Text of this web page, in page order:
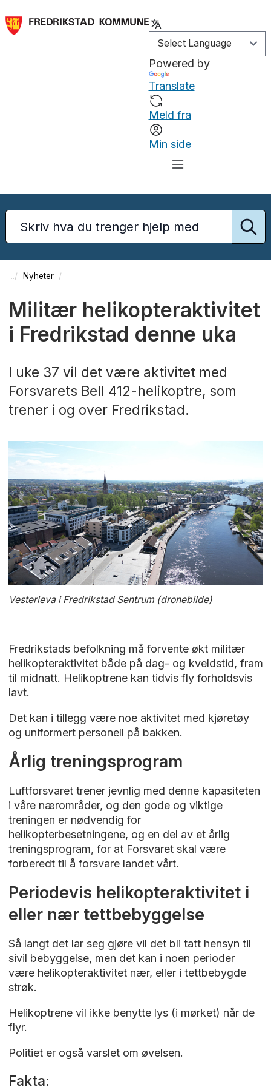
Powered by
Translate
Meld fra
Min side
Nyheter
Militær helikopteraktivitet
i Fredrikstad denne uka
I uke 37 vil det være aktivitet med
Forsvarets Bell 412-helikoptre, som
trener i og over Fredrikstad.
Vesterleva i Fredrikstad Sentrum (dronebilde)
Fredrikstads befolkning må forvente økt militær
helikopteraktivitet både på dag- og kveldstid, fram
til midnatt. Helikoptrene kan tidvis fly forholdsvis
lavt.
Det kan i tillegg være noe aktivitet med kjøretøy
og uniformert personell på bakken.
Årlig treningsprogram
Luftforsvaret trener jevnlig med denne kapasiteten
i våre nærområder, og den gode og viktige
treningen er nødvendig for
helikopterbesetningene, og en del av et årlig
treningsprogram, for at Forsvaret skal være
forberedt til å forsvare landet vårt.
Periodevis helikopteraktivitet i
eller nær tettbebyggelse
Så langt det lar seg gjøre vil det bli tatt hensyn til
sivil bebyggelse, men det kan i noen perioder
være helikopteraktivitet nær, eller i tettbebygde
strøk.
Helikoptrene vil ikke benytte lys (i mørket) når de
flyr.
Politiet er også varslet om øvelsen.
Fakta: